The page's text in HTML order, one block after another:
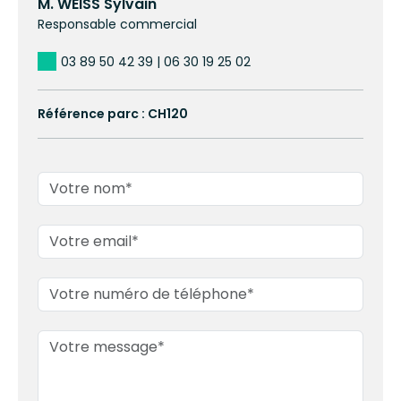
Responsable commercial
03 89 50 42 39 | 06 30 19 25 02
Référence parc : CH120